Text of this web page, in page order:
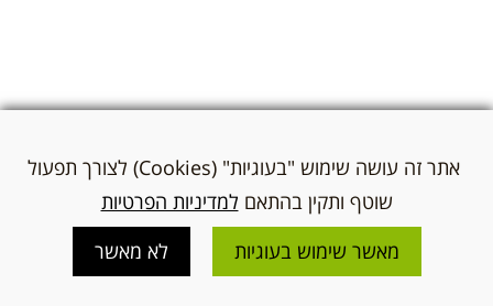
אתר זה עושה שימוש "בעוגיות" (Cookies) לצורך תפעול
שוטף ותקין בהתאם למדיניות הפרטיות
מאשר שימוש בעוגיות
לא מאשר